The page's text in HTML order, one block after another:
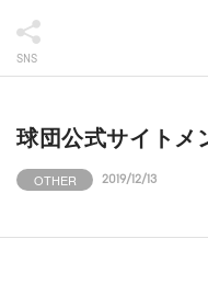
SNS
球団公式サイトメ
OTHER 2019/12/13